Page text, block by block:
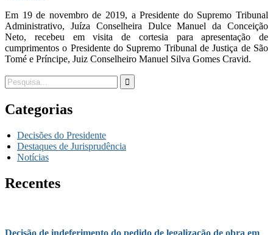
Em 19 de novembro de 2019, a Presidente do Supremo Tribunal
Administrativo, Juíza Conselheira Dulce Manuel da Conceição
Neto, recebeu em visita de cortesia para apresentação de
cumprimentos o Presidente do Supremo Tribunal de Justiça de São
Tomé e Príncipe, Juiz Conselheiro Manuel Silva Gomes Cravid.
Categorias
Decisões do Presidente
Destaques de Jurisprudência
Notícias
Recentes
Decisão de indeferimento do pedido de legalização de obra em